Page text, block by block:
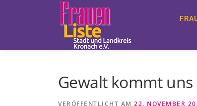
Gewalt kommt
VERÖFFENTLICHT AM 22. NOVEMBER